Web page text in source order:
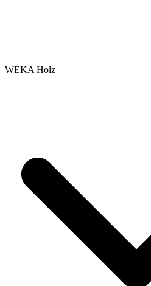
WEKA Holz